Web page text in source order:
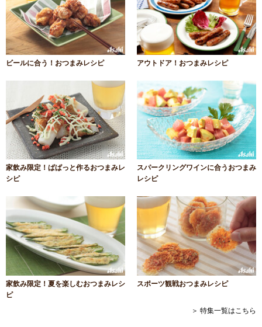
ビールに合う！おつまみレシピ アウトドア！おつまみレシピ
家飲み限定！ぱぱっと作るおつまみレ
シピ
スパークリングワインに合うおつまみ
レシピ
家飲み限定！夏を楽しむおつまみレシ
ピ
スポーツ観戦おつまみレシピ
＞ 特集一覧はこちら